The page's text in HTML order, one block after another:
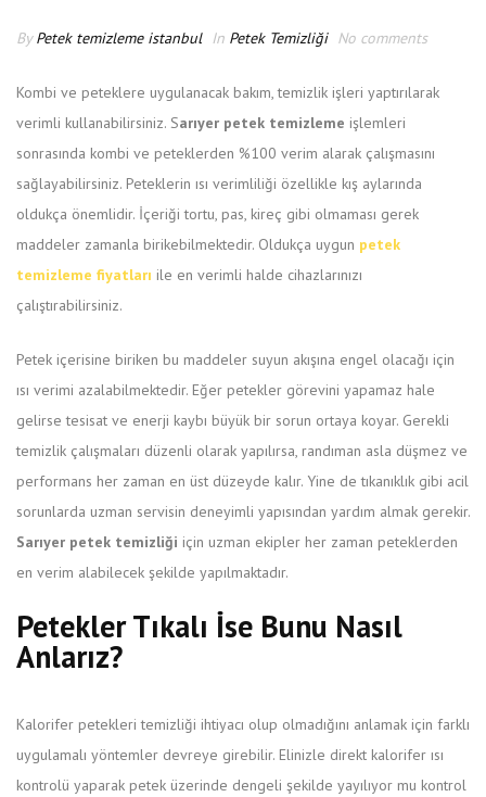
ByPetek temizleme istanbul In Petek Temizliği No comments
Kombi ve peteklere uygulanacak bakım, temizlik işleri yaptırılarak
verimli kullanabilirsiniz. Sarıyer petek temizleme işlemleri
sonrasında kombi ve peteklerden %100 verim alarak çalışmasını
sağlayabilirsiniz. Peteklerin ısı verimliliği özellikle kış aylarında
oldukça önemlidir. İçeriği tortu, pas, kireç gibi olmaması gerek
maddeler zamanla birikebilmektedir. Oldukça uygun petek
temizleme fiyatları ile en verimli halde cihazlarınızı
çalıştırabilirsiniz.
Petek içerisine biriken bu maddeler suyun akışına engel olacağı için
ısı verimi azalabilmektedir. Eğer petekler görevini yapamaz hale
gelirse tesisat ve enerji kaybı büyük bir sorun ortaya koyar. Gerekli
temizlik çalışmaları düzenli olarak yapılırsa, randıman asla düşmez ve
performans her zaman en üst düzeyde kalır. Yine de tıkanıklık gibi acil
sorunlarda uzman servisin deneyimli yapısından yardım almak gerekir.
Sarıyer petek temizliği için uzman ekipler her zaman peteklerden
en verim alabilecek şekilde yapılmaktadır.
Petekler Tıkalı İse Bunu Nasıl
Anlarız?
Kalorifer petekleri temizliği ihtiyacı olup olmadığını anlamak için farklı
uygulamalı yöntemler devreye girebilir. Elinizle direkt kalorifer ısı
kontrolü yaparak petek üzerinde dengeli şekilde yayılıyor mu kontrol